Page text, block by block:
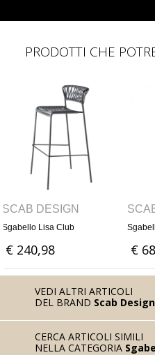
PRODOTTI CHE
SCAB DESIGN
Sgabello Kate
€ 68,85
VEDI ALTRI ARTICOLI
DEL BRAND Scab Design
CERCA ARTICOLI SIMILI
NELLA CATEGORIA